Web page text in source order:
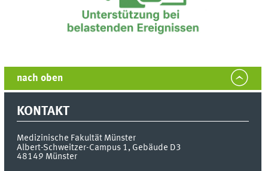
nach oben
KONTAKT
Medizinische Fakultät Münster
Albert-Schweitzer-Campus 1, Gebäude D3
48149 Münster